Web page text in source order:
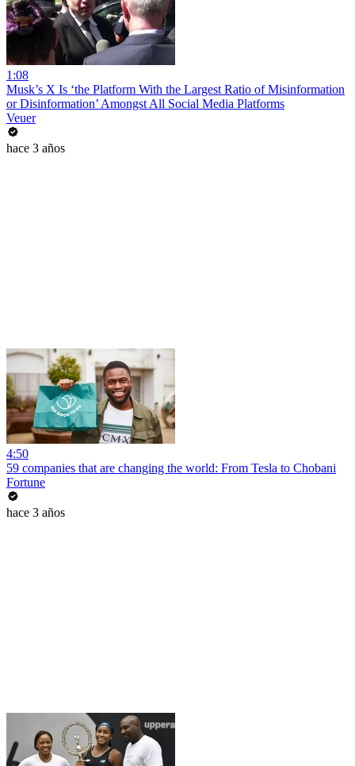
1:08
Musk’s X Is ‘the Platform With the Largest Ratio of Misinformation
or Disinformation’ Amongst All Social Media Platforms
Veuer
hace 3 años
4:50
59 companies that are changing the world: From Tesla to Chobani
Fortune
hace 3 años